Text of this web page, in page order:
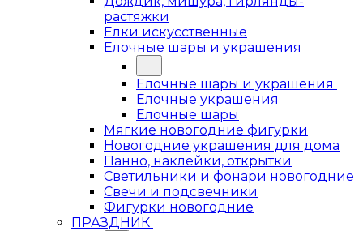
растяжки
Елки искусственные
Елочные шары и украшения
Елочные шары и украшения
Елочные украшения
Елочные шары
Мягкие новогодние фигурки
Новогодние украшения для дома
Панно, наклейки, открытки
Светильники и фонари новогодние
Свечи и подсвечники
Фигурки новогодние
ПРАЗДНИК